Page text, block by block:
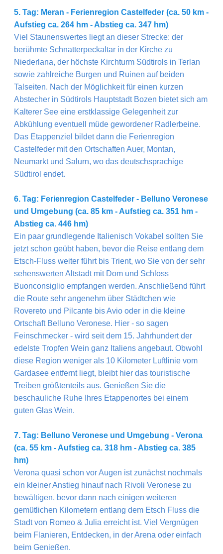
5. Tag: Meran - Ferienregion Castelfeder (ca. 50 km -
Aufstieg ca. 264 hm - Abstieg ca. 347 hm)
Viel Staunenswertes liegt an dieser Strecke: der
berühmte Schnatterpeckaltar in der Kirche zu
Niederlana, der höchste Kirchturm Südtirols in Terlan
sowie zahlreiche Burgen und Ruinen auf beiden
Talseiten. Nach der Möglichkeit für einen kurzen
Abstecher in Südtirols Hauptstadt Bozen bietet sich am
Kalterer See eine erstklassige Gelegenheit zur
Abkühlung eventuell müde gewordener Radlerbeine.
Das Etappenziel bildet dann die Ferienregion
Castelfeder mit den Ortschaften Auer, Montan,
Neumarkt und Salurn, wo das deutschsprachige
Südtirol endet.
6. Tag: Ferienregion Castelfeder - Belluno Veronese
und Umgebung (ca. 85 km - Aufstieg ca. 351 hm -
Abstieg ca. 446 hm)
Ein paar grundlegende Italienisch Vokabel sollten Sie
jetzt schon geübt haben, bevor die Reise entlang dem
Etsch-Fluss weiter führt bis Trient, wo Sie von der sehr
sehenswerten Altstadt mit Dom und Schloss
Buonconsiglio empfangen werden. Anschließend führt
die Route sehr angenehm über Städtchen wie
Rovereto und Pilcante bis Avio oder in die kleine
Ortschaft Belluno Veronese. Hier - so sagen
Feinschmecker - wird seit dem 15. Jahrhundert der
edelste Tropfen Wein ganz Italiens angebaut. Obwohl
diese Region weniger als 10 Kilometer Luftlinie vom
Gardasee entfernt liegt, bleibt hier das touristische
Treiben größtenteils aus. Genießen Sie die
beschauliche Ruhe Ihres Etappenortes bei einem
guten Glas Wein.
7. Tag: Belluno Veronese und Umgebung - Verona
(ca. 55 km - Aufstieg ca. 318 hm - Abstieg ca. 385
hm)
Verona quasi schon vor Augen ist zunächst nochmals
ein kleiner Anstieg hinauf nach Rivoli Veronese zu
bewältigen, bevor dann nach einigen weiteren
gemütlichen Kilometern entlang dem Etsch Fluss die
Stadt von Romeo & Julia erreicht ist. Viel Vergnügen
beim Flanieren, Entdecken, in der Arena oder einfach
beim Genießen.